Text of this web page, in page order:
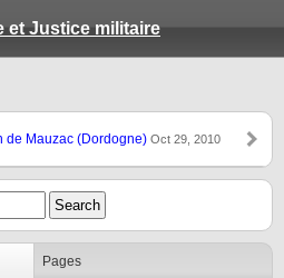
et Justice militaire
de Mauzac (Dordogne) Oct 29, 2010
Pages